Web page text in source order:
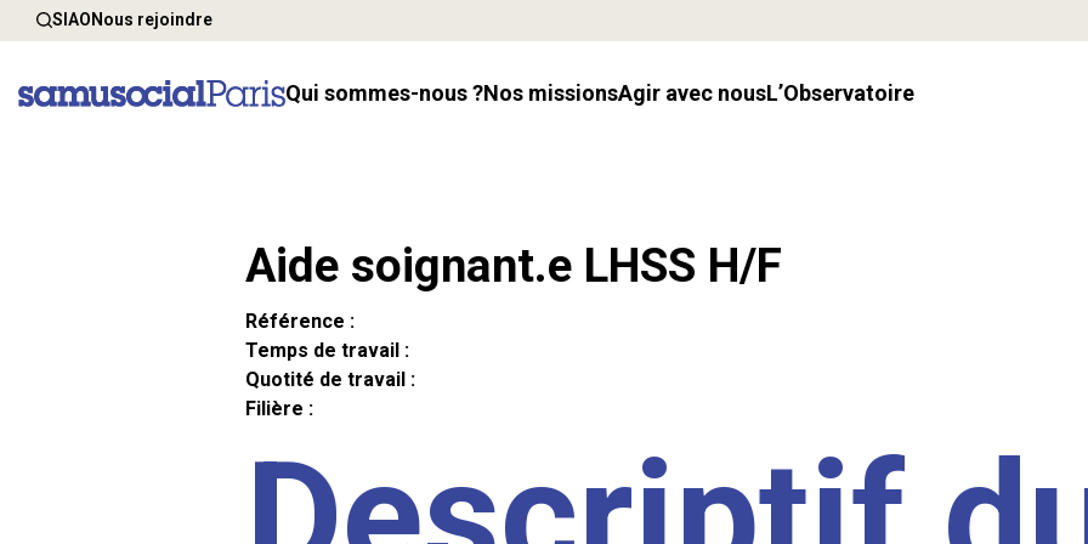
SIAONous rejoindre
Qui sommes-nous ? Nos missions Agir avec nous l’Observatoire
Aide soignant.e LHSS H/F
Référence :
Temps de travail :
Quotité de travail :
Filière :